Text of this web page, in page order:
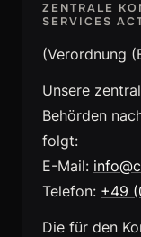
ZENTRALE
SERVICES
(Verordnung
Unsere
Behörden
folgt:
E-Mail:
Telefon: +49
Die für den